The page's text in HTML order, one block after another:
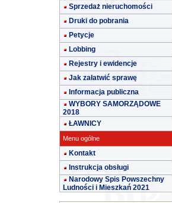
Sprzedaż nieruchomości
Druki do pobrania
Petycje
Lobbing
Rejestry i ewidencje
Jak załatwić sprawę
Informacja publiczna
WYBORY SAMORZĄDOWE
2018
ŁAWNICY
Menu ogólne
Kontakt
Instrukcja obsługi
Narodowy Spis Powszechny
Ludności i Mieszkań 2021